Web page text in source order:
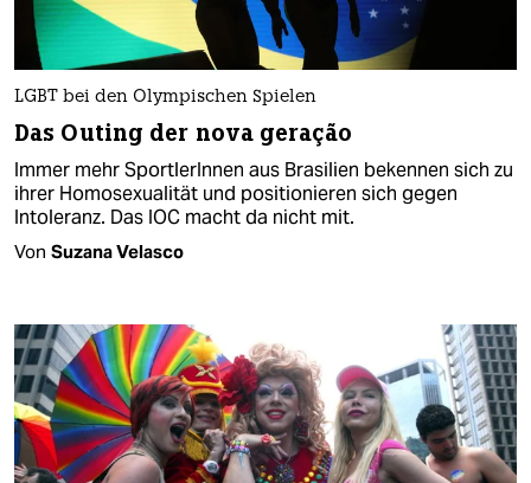
LGBT bei den Olympischen Spielen
Das Outing der nova geração
Immer mehr SportlerInnen aus Brasilien bekennen sich zu
ihrer Homosexualität und positionieren sich gegen
Intoleranz. Das IOC macht da nicht mit.
Von Suzana Velasco